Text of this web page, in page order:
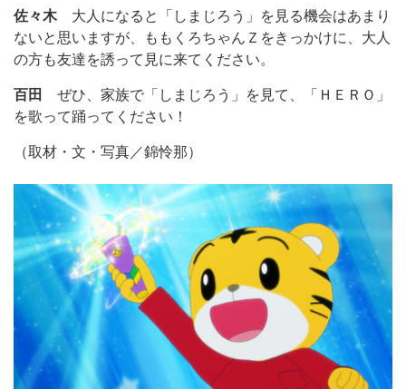
佐々木 大人になると「しまじろう」を見る機会はあまり
ないと思いますが、ももくろちゃんＺをきっかけに、大人
の方も友達を誘って見に来てください。
百田
ぜひ、家族で「しまじろう」を見て、「ＨＥＲＯ」
を歌って踊ってください！
（取材・文・写真／錦怜那）